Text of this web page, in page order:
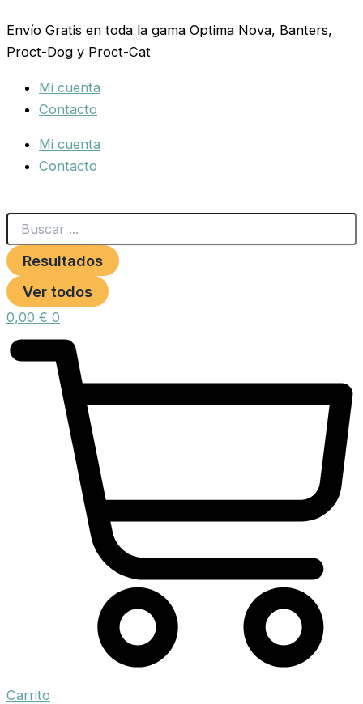
al
contenido
Envío Gratis en toda la gama Optima Nova, Banters,
Proct-Dog y Proct-Cat
Mi cuenta
Contacto
Mi cuenta
Contacto
...
Resultados
Ver todos
0,00 € 0
Carrito
BEBEDERO
GAUN
2
cantidad